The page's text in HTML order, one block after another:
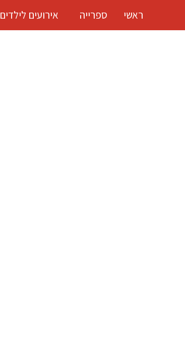
ראשי ספרייה אירועים לילדים